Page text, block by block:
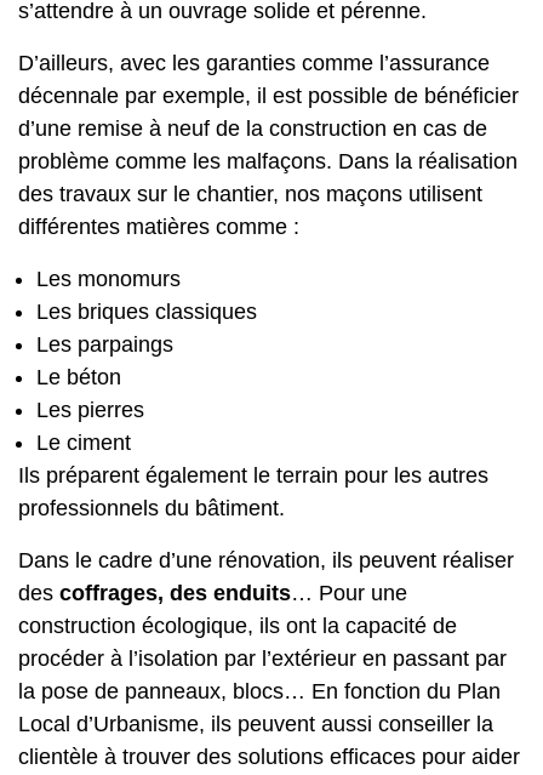
s’attendre à un ouvrage solide et pérenne.
D’ailleurs, avec les garanties comme l’assurance
décennale par exemple, il est possible de bénéficier
d’une remise à neuf de la construction en cas de
problème comme les malfaçons. Dans la réalisation
des travaux sur le chantier, nos maçons utilisent
différentes matières comme :
Les monomurs
Les briques classiques
Les parpaings
Le béton
Les pierres
Le ciment
Ils préparent également le terrain pour les autres
professionnels du bâtiment.
Dans le cadre d’une rénovation, ils peuvent réaliser
des coffrages, des enduits… Pour une
construction écologique, ils ont la capacité de
procéder à l’isolation par l’extérieur en passant par
la pose de panneaux, blocs… En fonction du Plan
Local d’Urbanisme, ils peuvent aussi conseiller la
clientèle à trouver des solutions efficaces pour aider